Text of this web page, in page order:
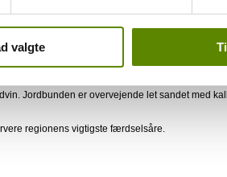
valgte
Saturnin-lès-Avignon og Vedène.
Jordbunden er overvejende let sandet med
regionens vigtigste færdselsåre.